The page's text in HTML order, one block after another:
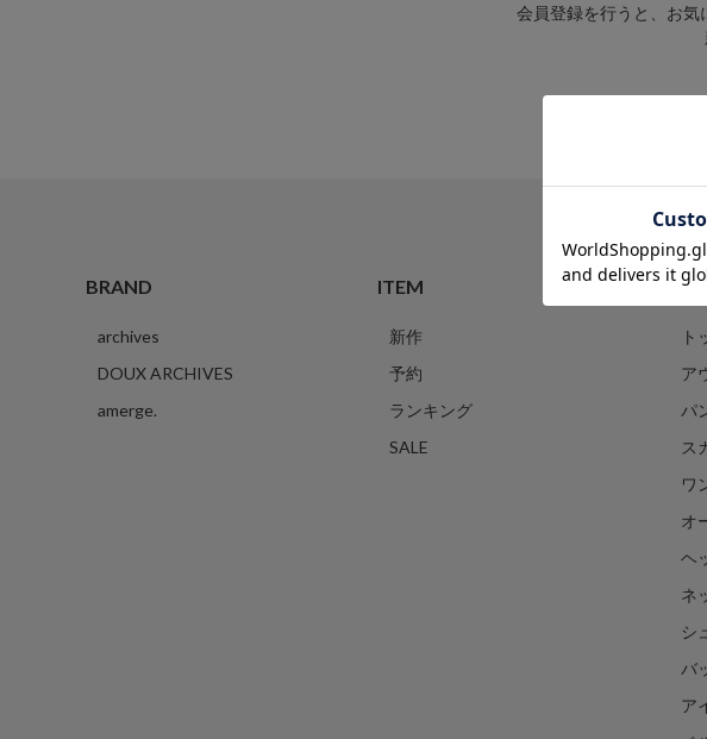
会員登録を行うと、お気
BRAND
archives
DOUX ARCHIVES
amerge.
ITEM
新作
予約
ランキング
SALE
ト
ア
パ
ス
ワ
オ
ヘ
ネ
シ
バ
ア